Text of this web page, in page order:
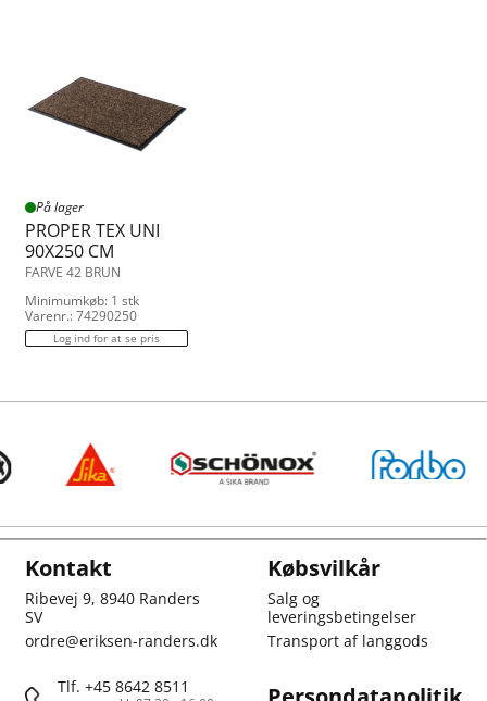
På lager
PROPER TEX UNI
90X250 CM
FARVE 42 BRUN
Minimumkøb: 1 stk
Varenr.: 74290250
Log ind for at se pris
Kontakt
Ribevej 9, 8940 Randers
SV
ordre@eriksen-randers.dk
Tlf. +45 8642 8511
Købsvilkår
Salg og
leveringsbetingelser
Transport af langgods